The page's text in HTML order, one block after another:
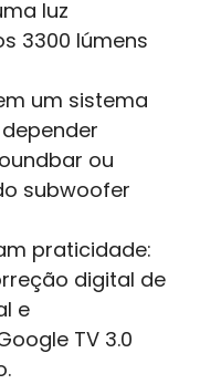
luz
3300 lúmens
um sistema
ou
subwoofer
praticidade:
digital de
e
TV 3.0